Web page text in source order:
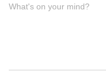
What's on your mind?